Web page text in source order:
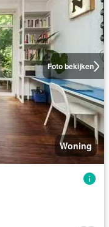
Foto bekijken
Woning